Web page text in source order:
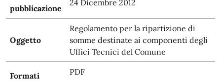
pubblicazione
24 Dicembre 2012
Oggetto
Regolamento per la ripartizione di
somme destinate ai componenti degli
Uffici Tecnici del Comune
Formati PDF